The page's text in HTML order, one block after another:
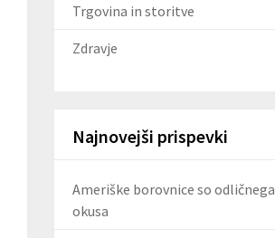
Trgovina in storitve
Zdravje
Najnovejši prispevki
Ameriške borovnice so odličnega
okusa